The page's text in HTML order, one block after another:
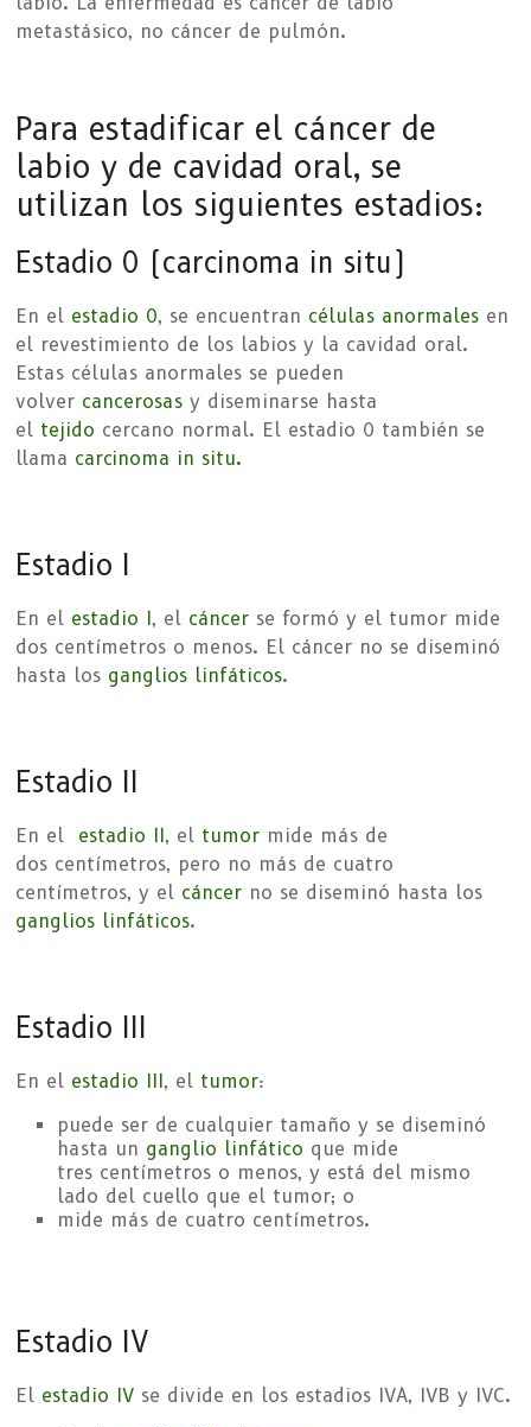
metastásico, no cáncer de pulmón.
Para estadificar el cáncer de
labio y de cavidad oral, se
utilizan los siguientes estadios:
Estadio 0 (carcinoma in situ)
En el estadio 0, se encuentran células anormales en
el revestimiento de los labios y la cavidad oral.
Estas células anormales se pueden
volver cancerosas y diseminarse hasta
el tejido cercano normal. El estadio 0 también se
llama carcinoma in situ.
Estadio I
En el estadio I, el cáncer se formó y el tumor mide
dos centímetros o menos. El cáncer no se diseminó
hasta los ganglios linfáticos.
Estadio II
En el estadio II, el tumor mide más de
dos centímetros, pero no más de cuatro
centímetros, y el cáncer no se diseminó hasta los
ganglios linfáticos.
Estadio III
En el estadio III, el tumor:
puede ser de cualquier tamaño y se diseminó
hasta un ganglio linfático que mide
tres centímetros o menos, y está del mismo
lado del cuello que el tumor; o
mide más de cuatro centímetros.
Estadio IV
El estadio IV se divide en los estadios IVA, IVB y IVC.